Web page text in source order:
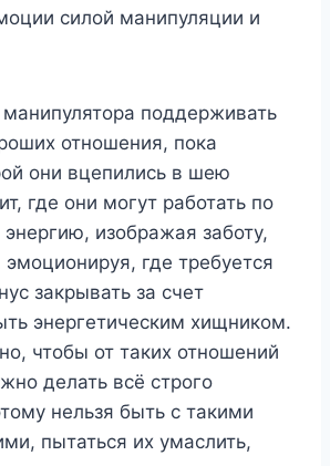
силой манипуляции и
поддерживать
отношения, пока
они вцепились в шею
где они могут работать по
изображая заботу,
где требуется
закрывать за счет
энергетическим хищником.
чтобы от таких отношений
делать всё строго
нельзя быть с такими
пытаться их умаслить,